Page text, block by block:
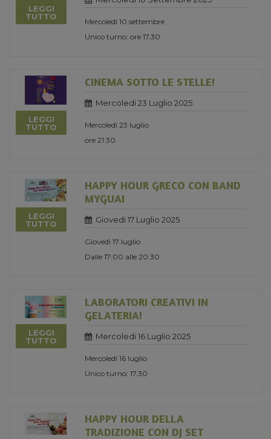
LEGGI
TUTTO
Mercoledì 10 settembre
Unico turno: ore 17.30
LEGGI
TUTTO
CINEMA SOTTO LE STELLE!
Mercoledi 23 Luglio 2025
Mercoledì 23 luglio
ore 21:30
LEGGI
TUTTO
HAPPY HOUR GRECO CON BAND
MYGUAI
Giovedi 17 Luglio 2025
Giovedì 17 luglio
Dalle 17:00 alle 20:30
LEGGI
TUTTO
LABORATORI CREATIVI IN
GELATERIA!
Mercoledi 16 Luglio 2025
Mercoledì 16 luglio
Unico turno: 17.30
HAPPY HOUR DELLA
TRADIZIONE CON DJ SET